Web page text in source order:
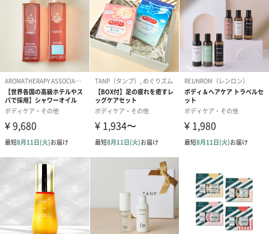
●インバスボディセラム（AZ1001）
お風呂あがり、浴室内の新習慣。ぬれた肌にサラっと塗りのばせ
るオイルセラム。
製品特徴
・こだわり6つのフリー
…化学香料無配合、無着色、エチルアルコールフリー、鉱物オ
イルフリー、パラベンフリー、シリコンフリー
・選び抜かれた4種の国産ボタニカル保湿成分(*1)を配合で、敏感
なお肌の水分を保ちながらしっとりやわらかにととのえます。
・2種の天然ボタニカル精油(*2)を独自ブレンドした野ばらのほの
かな香り。